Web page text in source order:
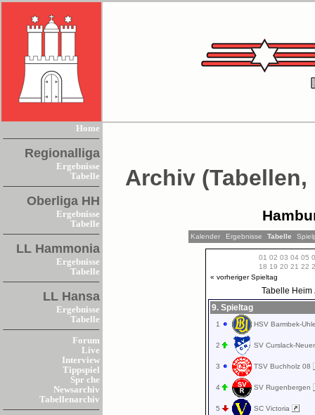
Home
Regionalliga
Ergebnisse
Tabelle
Oberliga HH
Ergebnisse
Tabelle
LL Hammonia
Ergebnisse
Tabelle
LL Hansa
Ergebnisse
Tabelle
Forum
Live
Interview
Tippspiel
Spr che
Newsarchiv
Tabellenarchiv
Archiv
Kalender Ergebnisse Tabelle
01 02 03 04 05
18 19 20 21 22
« vorheriger Spieltag
Tabelle Heim
9. Spieltag
1 HSV Barmbek-
2 SV Curslack-
3 TSV Buchholz 08
4 SV Rugenbergen
5 SC Victoria